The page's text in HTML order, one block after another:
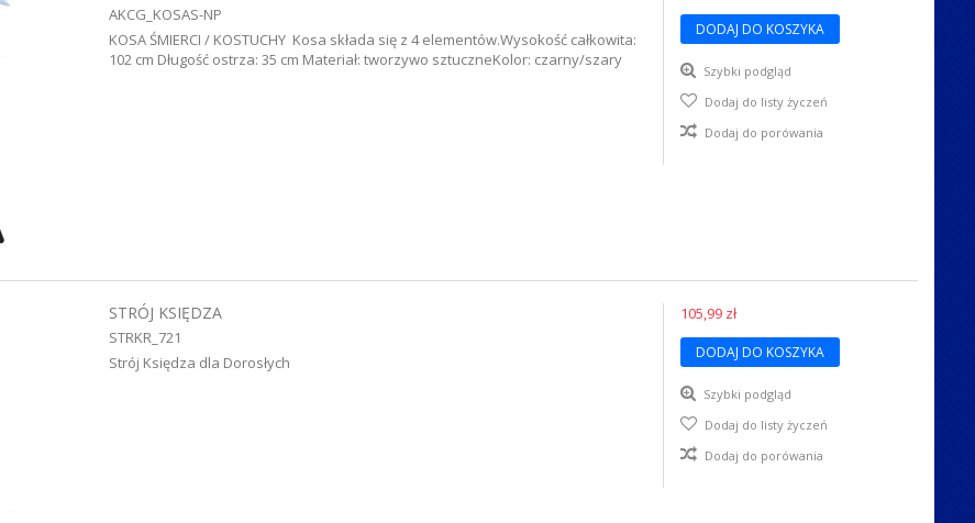
AKCG_KOSAS-NP
KOSA ŚMIERCI / KOSTUCHY Kosa składa się z 4 elementów.Wysokość całkowita:
102 cm Długość ostrza: 35 cm Materiał: tworzywo sztuczneKolor: czarny/szary
DODAJ DO KOSZYKA
Szybki podgląd
Dodaj do listy życzeń
Dodaj do porówania
STRÓJ KSIĘDZA
STRKR_721
Strój Księdza dla Dorosłych
105,99 zł
DODAJ DO KOSZYKA
Szybki podgląd
Dodaj do listy życzeń
Dodaj do porówania